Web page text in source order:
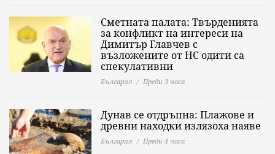
Сметната палата: Твърденията
за конфликт на интереси на
Димитър Главчев с
възложените от НС одити са
спекулативни
България Преди 3 часа
Дунав се отдръпна: Плажове и
древни находки излязоха наяве
България Преди 4 часа